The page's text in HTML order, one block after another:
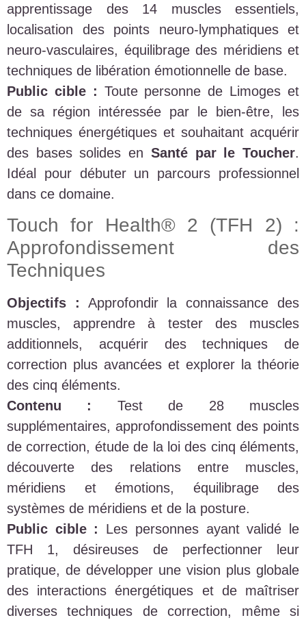
apprentissage des 14 muscles essentiels,
localisation des points neuro-lymphatiques et
neuro-vasculaires, équilibrage des méridiens et
techniques de libération émotionnelle de base.
Public cible : Toute personne de Limoges et
de sa région intéressée par le bien-être, les
techniques énergétiques et souhaitant acquérir
des bases solides en Santé par le Toucher.
Idéal pour débuter un parcours professionnel
dans ce domaine.
Touch for Health® 2 (TFH 2) :
Approfondissement des
Techniques
Objectifs : Approfondir la connaissance des
muscles, apprendre à tester des muscles
additionnels, acquérir des techniques de
correction plus avancées et explorer la théorie
des cinq éléments.
Contenu :
Test de 28 muscles
supplémentaires, approfondissement des points
de correction, étude de la loi des cinq éléments,
découverte des relations entre muscles,
méridiens et émotions, équilibrage des
systèmes de méridiens et de la posture.
Public cible :
Les personnes ayant validé le
TFH 1, désireuses de perfectionner leur
pratique, de développer une vision plus globale
des interactions énergétiques et de maîtriser
diverses techniques de correction, même si